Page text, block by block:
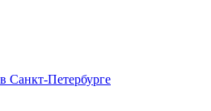
Санкт-Петербурге